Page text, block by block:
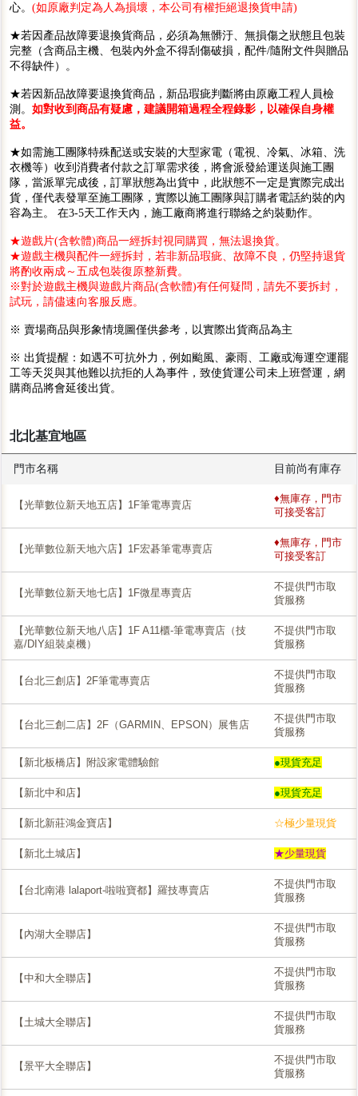
心。 (如原廠判定為人為損壞，本公司有權拒絕退換貨申請)
★若因產品故障要退換貨商品，必須為無髒汙、無損傷之狀態且包裝
完整（含商品主機、包裝內外盒不得刮傷破損，配件/隨附文件與贈品
不得缺件）。
★若因新品故障要退換貨商品，新品瑕疵判斷將由原廠工程人員檢
測。 如對收到商品有疑慮，建議開箱過程全程錄影，以確保自身權
益。
★如需施工團隊特殊配送或安裝的大型家電（電視、冷氣、冰箱、洗
衣機等）收到消費者付款之訂單需求後，將會派發給運送與施工團
隊，當派單完成後，訂單狀態為出貨中，此狀態不一定是實際完成出
貨，僅代表發單至施工團隊，實際以施工團隊與訂購者電話約裝的內
容為主。 在3-5天工作天內，施工廠商將進行聯絡之約裝動作。
★遊戲片(含軟體)商品一經拆封視同購買，無法退換貨。
★遊戲主機與配件一經拆封，若非新品瑕疵、故障不良，仍堅持退貨
將酌收兩成～五成包裝復原整新費。
※對於遊戲主機與遊戲片商品(含軟體)有任何疑問，請先不要拆封，
試玩，請儘速向客服反應。
※ 賣場商品與形象情境圖僅供參考，以實際出貨商品為主
※ 出貨提醒：如遇不可抗外力，例如颱風、豪雨、工廠或海運空運罷
工等天災與其他難以抗拒的人為事件，致使貨運公司未上班營運，網
購商品將會延後出貨。
北北基宜地區
門市名稱 目前尚有庫存
【光華數位新天地五店】1F筆電專賣店
♦無庫存，門市
可接受客訂
【光華數位新天地六店】1F宏碁筆電專賣店
♦無庫存，門市
可接受客訂
【光華數位新天地七店】1F微星專賣店
不提供門市取
貨服務
【光華數位新天地八店】1F A11櫃-筆電專賣店（技
嘉/DIY組裝桌機）
不提供門市取
貨服務
【台北三創店】2F筆電專賣店
不提供門市取
貨服務
【台北三創二店】2F（GARMIN、EPSON）展售店
不提供門市取
貨服務
【新北板橋店】附設家電體驗館 ●現貨充足
【新北中和店】 ●現貨充足
【新北新莊鴻金寶店】 ☆極少量現貨
【新北土城店】 ★少量現貨
【台北南港 lalaport-啦啦寶都】羅技專賣店
不提供門市取
貨服務
【內湖大全聯店】
不提供門市取
貨服務
【中和大全聯店】
不提供門市取
貨服務
【土城大全聯店】
不提供門市取
貨服務
【景平大全聯店】
不提供門市取
貨服務